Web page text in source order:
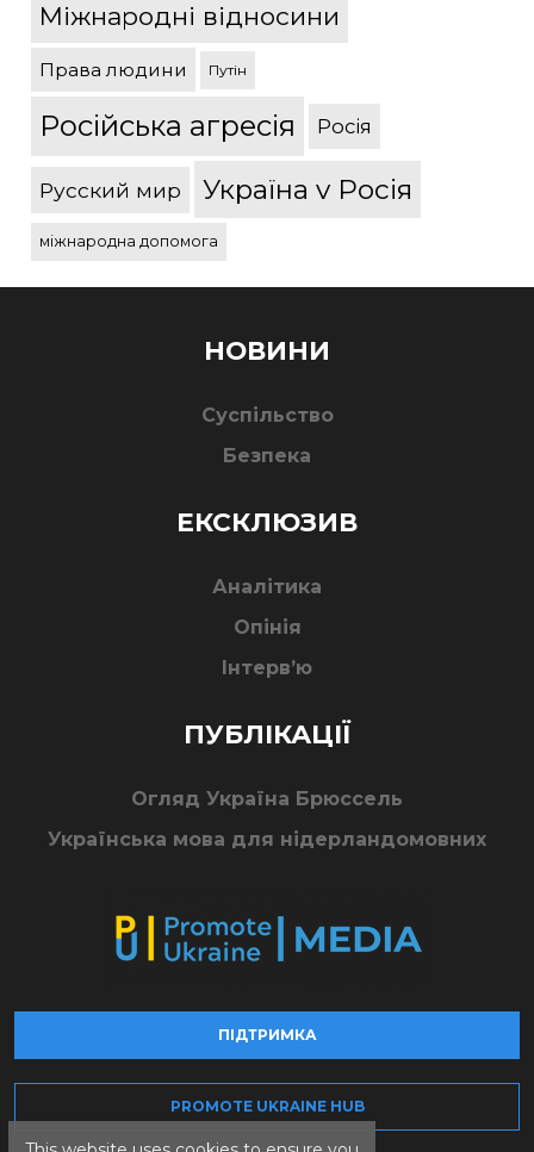
Міжнародні відносини
Права людини Путін
Російська агресія Росія
Русский мир Україна v Росія
міжнародна допомога
НОВИНИ
Суспільство
Безпека
ЕКСКЛЮЗИВ
Аналітика
Опінія
Інтерв’ю
ПУБЛІКАЦІЇ
Огляд Україна Брюссель
Українська мова для нідерландомовних
ПІДТРИМКА
PROMOTE UKRAINE HUB